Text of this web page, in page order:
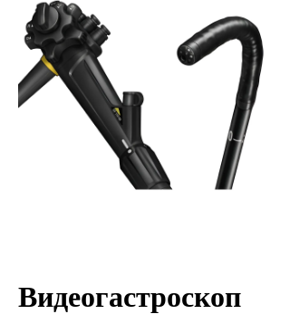
Гибкая эндоскопия
Лучевая диагностика
Ультразвуковая диагностика
Офтальмологическое оборудование
Хирургическое оборудование
Видеогастроскоп